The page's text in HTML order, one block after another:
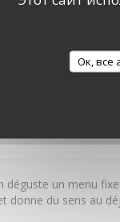
Ок, все
déguste un menu
donne du sens au